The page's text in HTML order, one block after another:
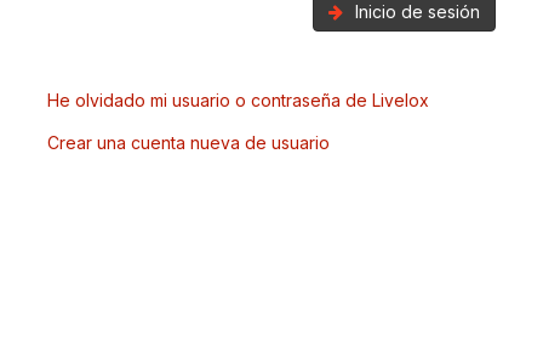
Inicio de sesión
He olvidado mi usuario o contraseña de Livelox
Crear una cuenta nueva de usuario